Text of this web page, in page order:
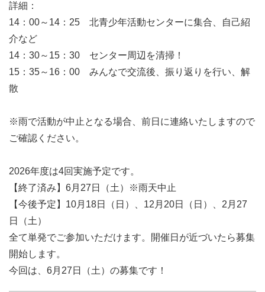
詳細：
14：00～14：25 北青少年活動センターに集合、自己紹
介など
14：30～15：30 センター周辺を清掃！
15：35～16：00 みんなで交流後、振り返りを行い、解
散
※雨で活動が中止となる場合、前日に連絡いたしますので
ご確認ください。
2026年度は4回実施予定です。
【終了済み】6月27日（土）※雨天中止
【今後予定】10月18日（日）、12月20日（日）、2月27
日（土）
全て単発でご参加いただけます。開催日が近づいたら募集
開始します。
今回は、6月27日（土）の募集です！